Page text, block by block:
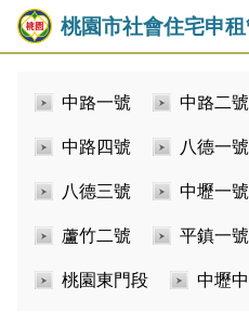
桃園市社會住宅申
中路一號 中路二號
中路四號 八德一號
八德三號 中壢一號
蘆竹二號 平鎮一號
桃園東門段 中壢